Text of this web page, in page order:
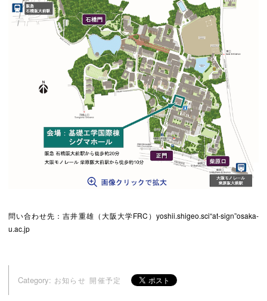
問い合わせ先：吉井重雄（大阪大学FRC）yoshii.shigeo.sci“at-sign”osaka-
u.ac.jp
Category: お知らせ 開催予定